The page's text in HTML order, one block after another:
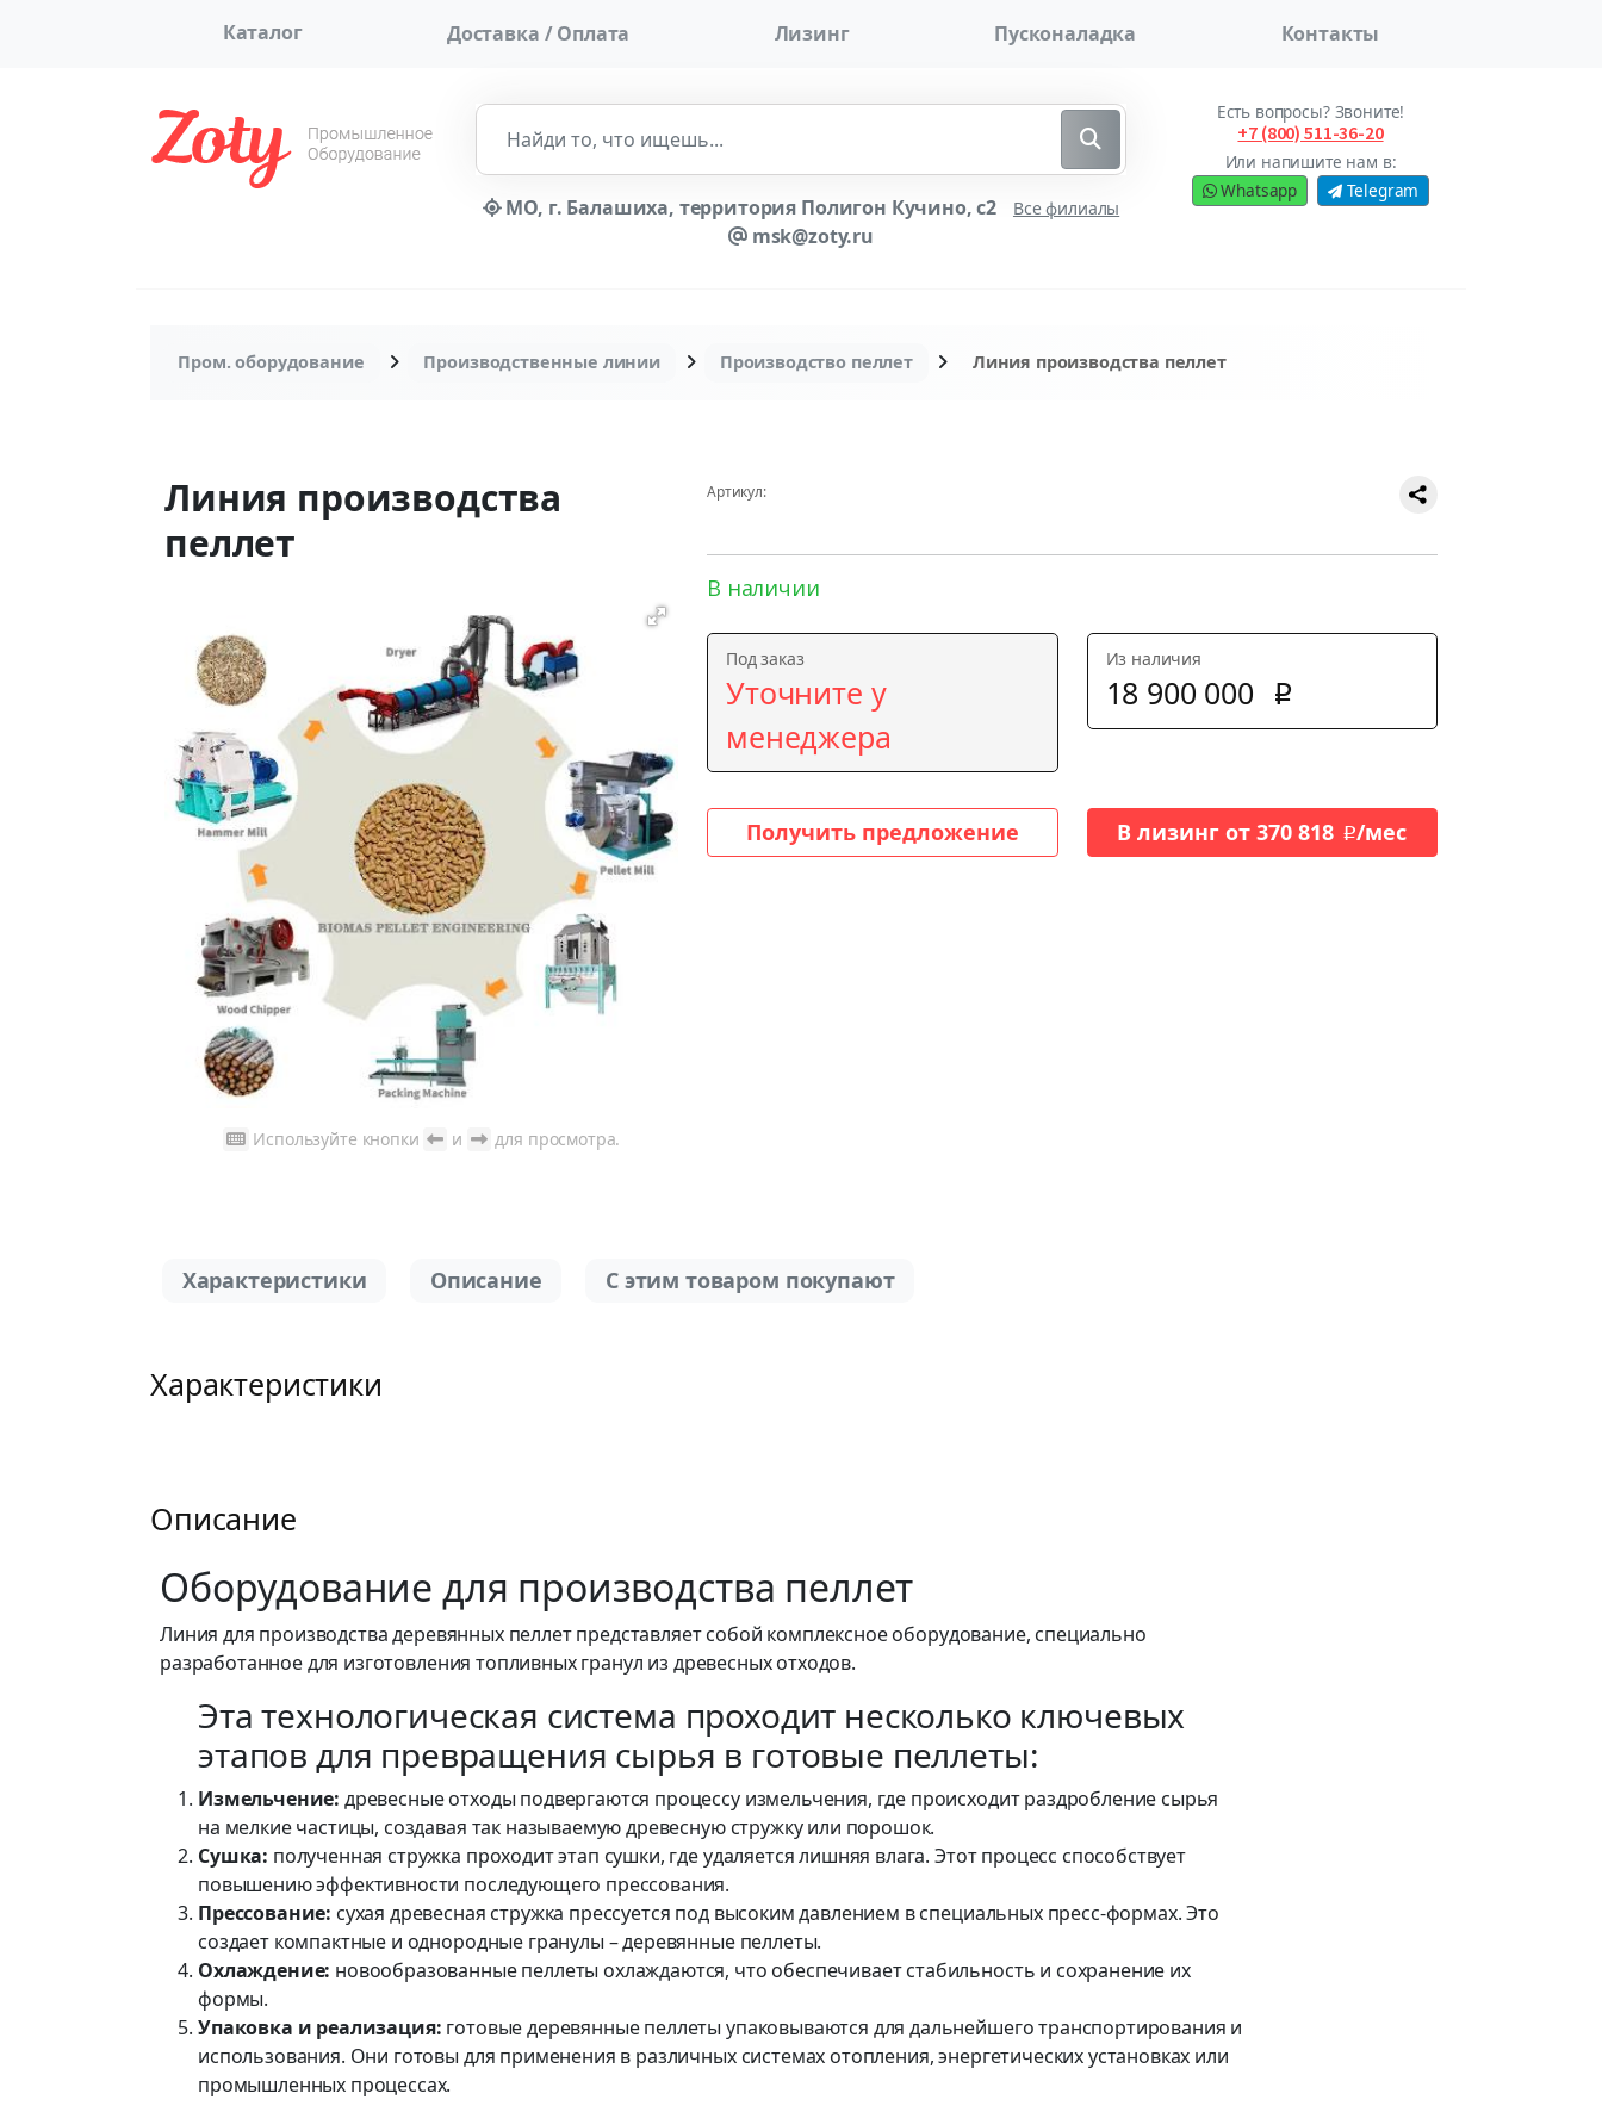
Каталог Доставка / Оплата Лизинг Пусконаладка Контакты
МО, г. Балашиха, территория Полигон Кучино, с2 Все филиалы
msk@zoty.ru
Есть вопросы? Звоните!
+7 (800) 511-36-20
Или напишите нам в:
Whatsapp
Telegram
Пром. оборудование Производственные линии Производство пеллет Линия производства пеллет
Линия производства
пеллет
Используйте кнопки и для просмотра.
Артикул:
В наличии
Под заказ
Уточните у
менеджера
Из наличия
18 900 000 p
Получить предложение В лизинг от370 818 p/мес
Характеристики Описание С этим товаром покупают
Характеристики
Описание
Оборудование для производства пеллет
Линия для производства деревянных пеллет представляет собой комплексное оборудование, специально
разработанное для изготовления топливных гранул из древесных отходов.
Эта технологическая система проходит несколько ключевых
этапов для превращения сырья в готовые пеллеты:
Измельчение: древесные отходы подвергаются процессу измельчения, где происходит раздробление сырья
на мелкие частицы, создавая так называемую древесную стружку или порошок.
Сушка: полученная стружка проходит этап сушки, где удаляется лишняя влага. Этот процесс способствует
повышению эффективности последующего прессования.
Прессование: сухая древесная стружка прессуется под высоким давлением в специальных пресс-формах. Это
создает компактные и однородные гранулы – деревянные пеллеты.
Охлаждение: новообразованные пеллеты охлаждаются, что обеспечивает стабильность и сохранение их
формы.
Упаковка и реализация: готовые деревянные пеллеты упаковываются для дальнейшего транспортирования и
использования. Они готовы для применения в различных системах отопления, энергетических установках или
промышленных процессах.